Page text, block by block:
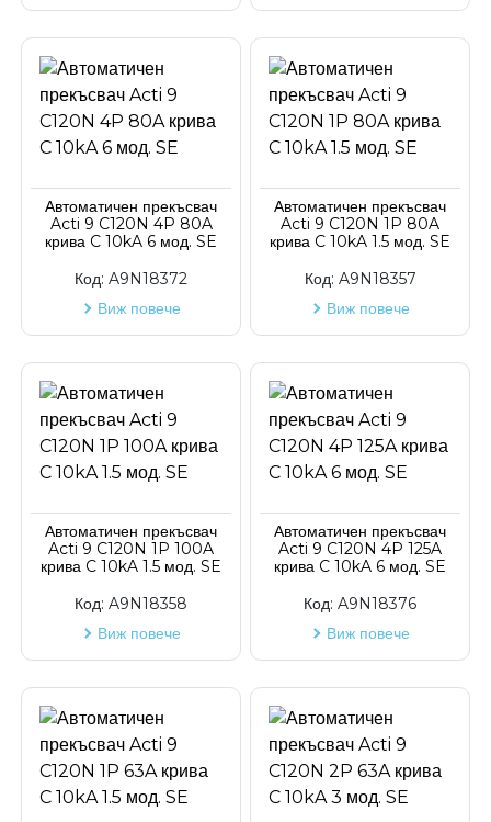
Автоматичен прекъсвач
Acti 9 C120N 4P 80A
крива C 10kA 6 мод. SE
Код: A9N18372
Виж повече
Автоматичен прекъсвач
Acti 9 C120N 1P 80A
крива C 10kA 1.5 мод. SE
Код: A9N18357
Виж повече
Автоматичен прекъсвач
Acti 9 C120N 1P 100A
крива C 10kA 1.5 мод. SE
Код: A9N18358
Виж повече
Автоматичен прекъсвач
Acti 9 C120N 4P 125A
крива C 10kA 6 мод. SE
Код: A9N18376
Виж повече